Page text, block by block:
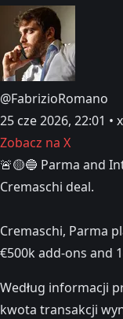
@FabrizioRomano
25 cze 2026, 22:01 •
Zobacz na X
🚨🟡🔵 Parma and
Cremaschi deal.
Cremaschi, Parma
€500k add-ons and
Według informacji
kwota transakcji